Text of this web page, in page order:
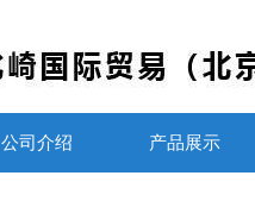
公司介绍 产品展示